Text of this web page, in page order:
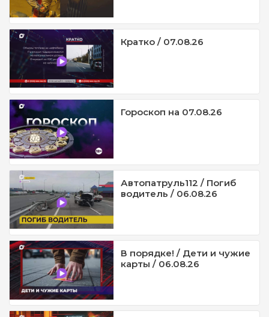
Кратко / 07.08.26
Гороскоп на 07.08.26
Автопатруль112 / Погиб
водитель / 06.08.26
В порядке! / Дети и чужие
карты / 06.08.26